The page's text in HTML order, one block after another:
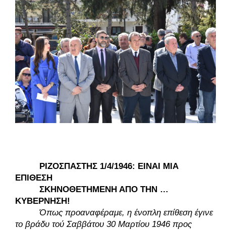
ΡΙΖΟΣΠΑΣΤΗΣ 1/4/1946: ΕΙΝΑΙ ΜΙΑ
ΕΠΙΘΕΣΗ
ΣΚΗΝΟΘΕΤΗΜΕΝΗ ΑΠΟ ΤΗΝ …
ΚΥΒΕΡΝΗΣΗ!
Όπως προαναφέραμε, η ένοπλη επίθεση έγινε
το βράδυ τού Σαββάτου 30 Μαρτίου 1946 προς